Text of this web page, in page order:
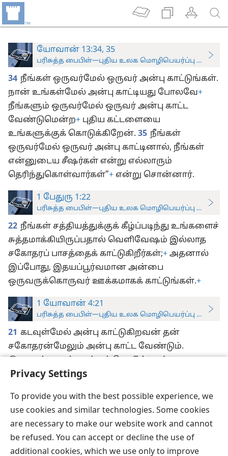
Privacy Settings
To provide you with the best possible experience, we
use cookies and similar technologies. Some cookies
are necessary to make our website work and cannot
be refused. You can accept or decline the use of
additional cookies, which we use only to improve
யோவான் 13:34, 35
பரிசுத்த பைபிள்—புதிய உலக மொழிபெயர்ப்பு
34 நீங்கள் ஒருவர்மேல் ஒருவர் அன்பு காட்டுங்கள்.
நான் உங்கள்மேல் அன்பு காட்டியது போலவே+
நீங்களும் ஒருவர்மேல் ஒருவர் அன்பு காட்ட
வேண்டுமென்ற+ புதிய கட்டளையை
உங்களுக்குக் கொடுக்கிறேன். 35 நீங்கள்
ஒருவர்மேல் ஒருவர் அன்பு காட்டினால், நீங்கள்
என்னுடைய சீஷர்கள் என்று எல்லாரும்
தெரிந்துகொள்வார்கள்”+ என்று சொன்னார்.
1 பேதுரு 1:22
பரிசுத்த பைபிள்—புதிய உலக மொழிபெயர்ப்பு
22 நீங்கள் சத்தியத்துக்குக் கீழ்ப்படிந்து உங்களைச்
சுத்தமாக்கியிருப்பதால் வெளிவேஷம் இல்லாத
சகோதரப் பாசத்தைக் காட்டுகிறீர்கள்;+ அதனால்
இப்போது, இதயப்பூர்வமான அன்பை
ஒருவருக்கொருவர் ஊக்கமாகக் காட்டுங்கள்.+
1 யோவான் 4:21
பரிசுத்த பைபிள்—புதிய உலக மொழிபெயர்ப்பு
21 கடவுள்மேல் அன்பு காட்டுகிறவன் தன்
சகோதரன்மேலும் அன்பு காட்ட வேண்டும்.
தமிழ்
விருப்பங்கள்
Copyright© 2026 Watch Tower Bible and Tract Society of Pennsylvania
விதிமுறைகள் தனியுரிமை ப்ரைவசி செட்டிங்